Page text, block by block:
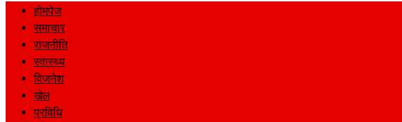
होमपेज
समाचार
राजनीति
स्वास्थ्य
विजनेश
खेल
प्रविधि